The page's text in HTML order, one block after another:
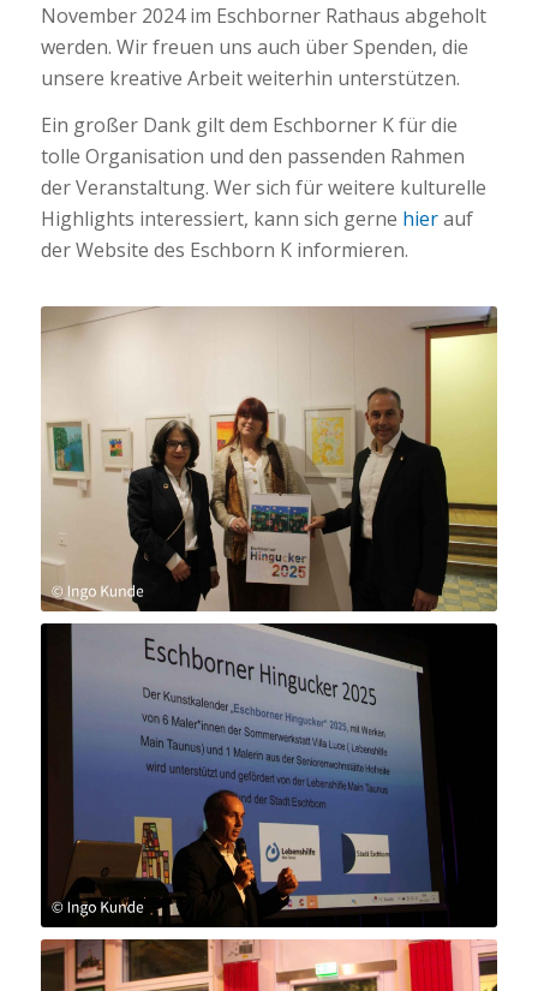
November 2024 im Eschborner Rathaus abgeholt
werden. Wir freuen uns auch über Spenden, die
unsere kreative Arbeit weiterhin unterstützen.
Ein großer Dank gilt dem Eschborner K für die
tolle Organisation und den passenden Rahmen
der Veranstaltung. Wer sich für weitere kulturelle
Highlights interessiert, kann sich gerne hierauf
der Website des Eschborn K informieren.